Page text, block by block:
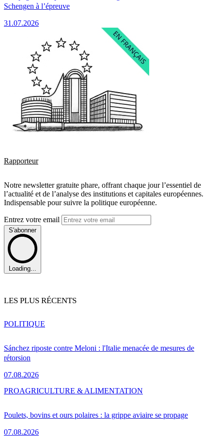
Schengen à l’épreuve
31.07.2026
Rapporteur
Notre newsletter gratuite phare, offrant chaque jour l’essentiel de
l’actualité et de l’analyse des institutions et capitales européennes.
Indispensable pour suivre la politique européenne.
Entrez votre email
S'abonner
Loading...
LES PLUS RÉCENTS
Sánchez riposte contre Meloni : l'Italie menacée de mesures de
rétorsion
07.08.2026
POLITIQUE
Poulets, bovins et ours polaires : la grippe aviaire se propage
07.08.2026
PROAGRICULTURE & ALIMENTATION